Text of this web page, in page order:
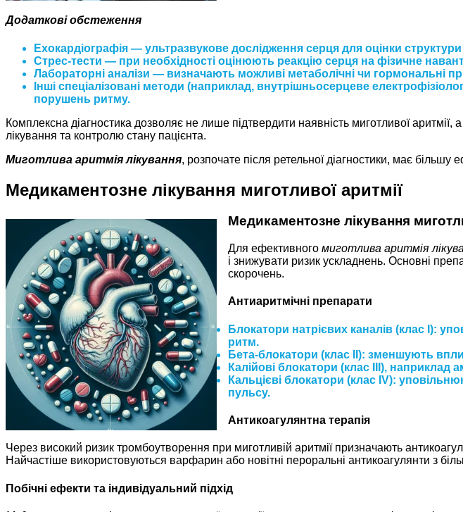
Додаткові обстеження
Ехокардіографія — ультразвукове дослідження серця для оцінки
Стрес-тести — при необхідності оцінюють реакцію серця на фізичне
Лабораторні аналізи — визначають можливі метаболічні чи гормональні
Інші спеціалізовані методи (наприклад, внутрішньосерцеве
порушень ритму.
Комплексна діагностика дозволяє не лише підтвердити наявність миготливої
лікування та контролю стану пацієнта.
Миготлива аритмія лікування, розпочате після ретельної діагностики, має більшу
Медикаментозне лікування миготливої аритмії
Медикаментозне лікування
Для ефективного миготлива аритмія
і знижувати ризик ускладнень. Основні
скорочень.
Антиаритмічні препарати
Блокатори натрієвих каналів (клас I):
ритм.
Бета-блокатори (клас II): зменшують
Калійові блокатори (клас III), наприклад
Кальцієві блокатори (клас IV):
пульсу.
Антикоагулянтна терапія
Через високий ризик тромбоутворення при миготливій аритмії призначають
Найчастіше використовуються варфарин або новітні пероральні антикоагулянти з
Побічні ефекти та індивідуальний підхід